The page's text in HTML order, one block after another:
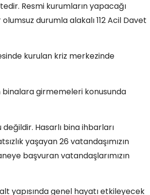
Resmi kurumların yapacağı
durumla alakalı 112 Acil Davet
kurulan kriz merkezinde
girmemeleri konusunda
Hasarlı bina ihbarları
yaşayan 26 vatandaşımızın
başvuran vatandaşlarımızın
yapısında genel hayatı etkileyecek